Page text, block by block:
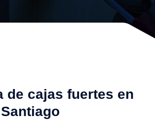
de cajas fuertes en